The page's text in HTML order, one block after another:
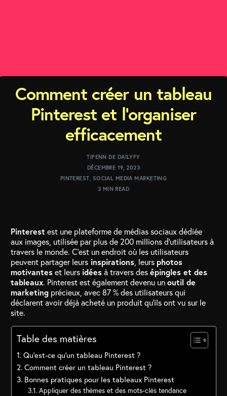
Comment créer un tableau
Pinterest et l’organiser
efficacement
TIFENN DE DAILYFY
DÉCEMBRE 19, 2023
PINTEREST SOCIAL MEDIA MARKETING
3 MIN READ
Pinterest est une plateforme de médias sociaux dédiée
aux images, utilisée par plus de 200 millions d’utilisateurs à
travers le monde. C’est un endroit où les utilisateurs
peuvent partager leurs inspirations , leurs photos
motivanteset leurs idéesà travers desépingles et des
tableaux. Pinterest est également devenu unoutil de
marketing précieux, avec 87 % des utilisateurs qui
déclarent avoir déjà acheté un produit qu’ils ont vu sur le
site.
Table des matières
Qu’est-ce qu’un tableau Pinterest ?
Comment créer un tableau Pinterest ?
Bonnes pratiques pour les tableaux Pinterest
Appliquer des thèmes et des mots-clés tendance